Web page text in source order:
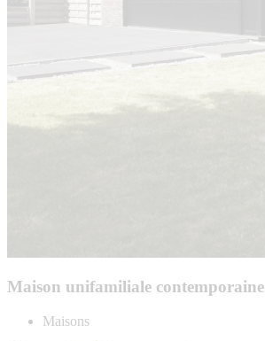
Maison unifamiliale contemporaine
Maisons